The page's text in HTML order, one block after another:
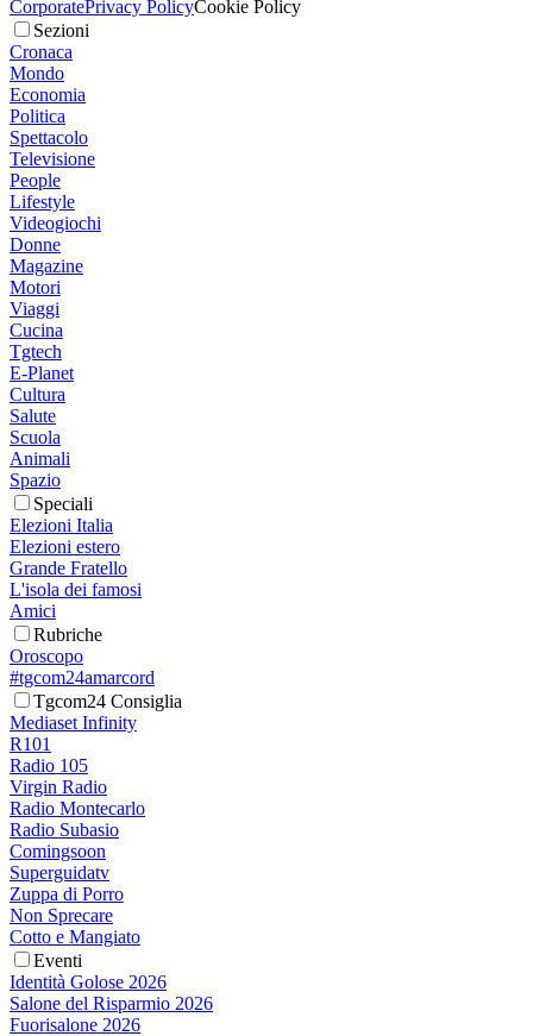
CorporatePrivacy PolicyCookie Policy
Sezioni
Cronaca
Mondo
Economia
Politica
Spettacolo
Televisione
People
Lifestyle
Videogiochi
Donne
Magazine
Motori
Viaggi
Cucina
Tgtech
E-Planet
Cultura
Salute
Scuola
Animali
Spazio
Speciali
Elezioni Italia
Elezioni estero
Grande Fratello
L'isola dei famosi
Amici
Rubriche
Oroscopo
#tgcom24amarcord
Tgcom24 Consiglia
Mediaset Infinity
R101
Radio 105
Virgin Radio
Radio Montecarlo
Radio Subasio
Comingsoon
Superguidatv
Zuppa di Porro
Non Sprecare
Cotto e Mangiato
Eventi
Identità Golose 2026
Salone del Risparmio 2026
Fuorisalone 2026